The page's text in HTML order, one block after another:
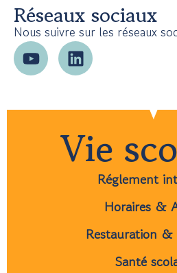
Réseaux sociaux
Nous suivre sur les réseaux
Vie
Réglement
Horaires &
Restauration
Santé